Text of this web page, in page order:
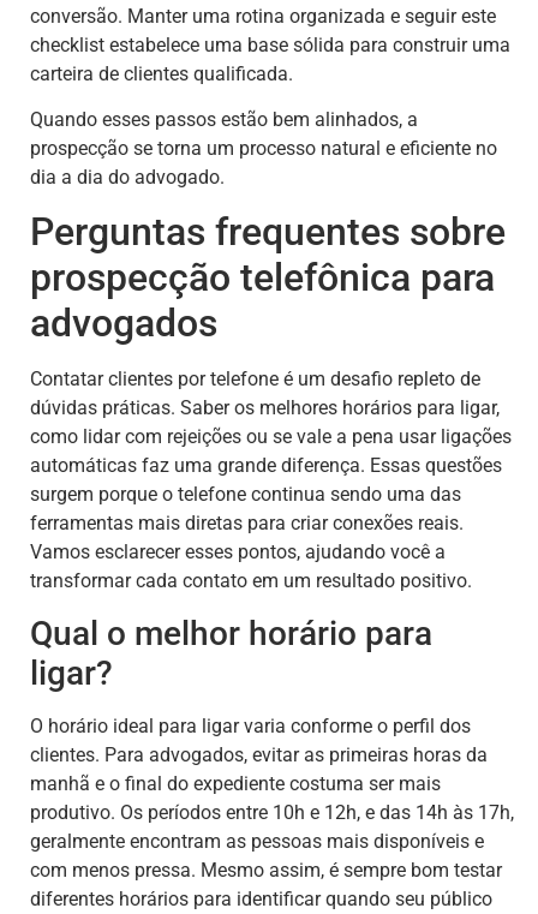
conversão. Manter uma rotina organizada e seguir este
checklist estabelece uma base sólida para construir uma
carteira de clientes qualificada.
Quando esses passos estão bem alinhados, a
prospecção se torna um processo natural e eficiente no
dia a dia do advogado.
Perguntas frequentes sobre
prospecção telefônica para
advogados
Contatar clientes por telefone é um desafio repleto de
dúvidas práticas. Saber os melhores horários para ligar,
como lidar com rejeições ou se vale a pena usar ligações
automáticas faz uma grande diferença. Essas questões
surgem porque o telefone continua sendo uma das
ferramentas mais diretas para criar conexões reais.
Vamos esclarecer esses pontos, ajudando você a
transformar cada contato em um resultado positivo.
Qual o melhor horário para
ligar?
O horário ideal para ligar varia conforme o perfil dos
clientes. Para advogados, evitar as primeiras horas da
manhã e o final do expediente costuma ser mais
produtivo. Os períodos entre 10h e 12h, e das 14h às 17h,
geralmente encontram as pessoas mais disponíveis e
com menos pressa. Mesmo assim, é sempre bom testar
diferentes horários para identificar quando seu público